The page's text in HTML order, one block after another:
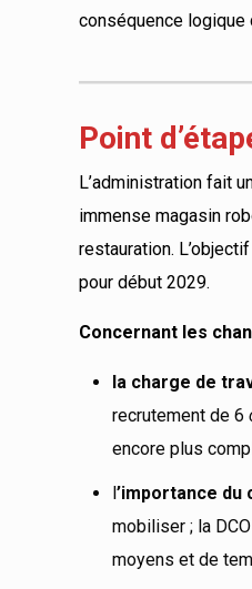
conséquence logique
Point
L’administration fait
immense magasin
restauration.
pour début 2029.
Concernant les
la charge de
recrutement de 6
encore plus
l’importance
mobiliser ; la
moyens et de